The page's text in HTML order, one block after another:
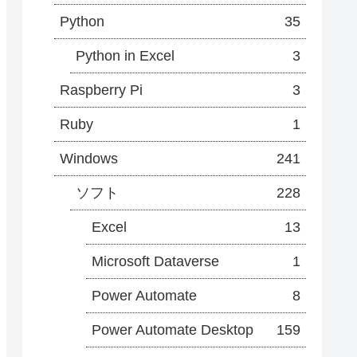
Python 35
Python in Excel 3
Raspberry Pi 3
Ruby 1
Windows 241
ソフト 228
Excel 13
Microsoft Dataverse 1
Power Automate 8
Power Automate Desktop 159